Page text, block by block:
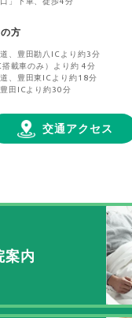
方
、豊田勘八ICより約3分
載車のみ）より約 4分
、豊田東ICより約18分
田ICより約30分
交通アクセス
案内